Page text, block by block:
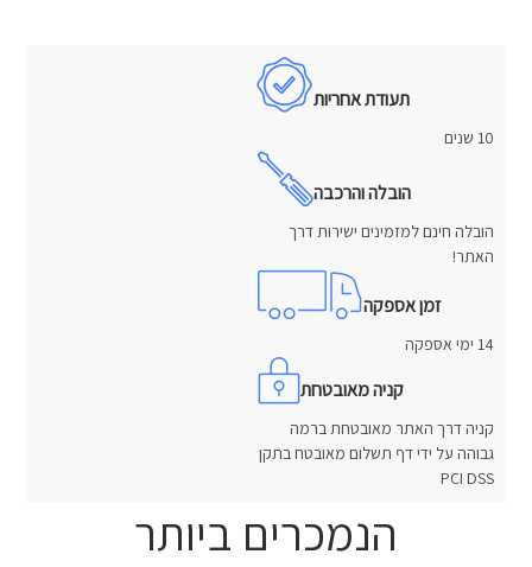
תעודת אחריות
10 שנים
הובלה והרכבה
הובלה חינם למזמינים ישירות דרך
האתר!
זמן אספקה
14 ימי אספקה
קניה מאובטחת
קניה דרך האתר מאובטחת ברמה
גבוהה על ידי דף תשלום מאובטח בתקן
PCI DSS
הנמכרים ביותר